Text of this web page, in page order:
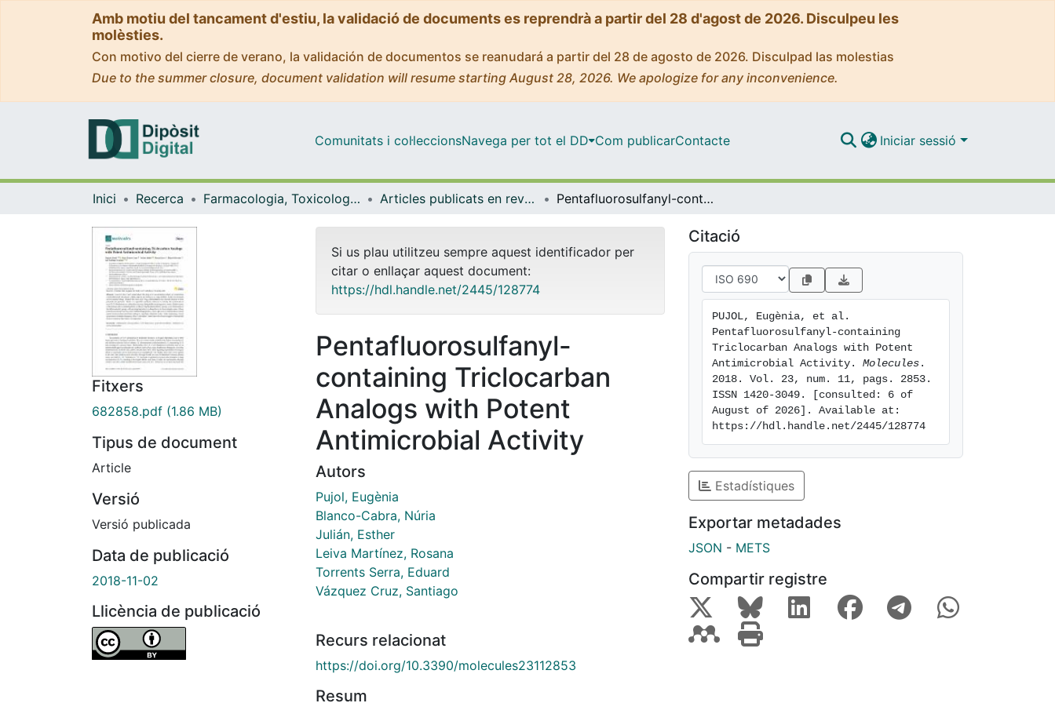
Amb motiu del tancament d'estiu, la validació de documents es reprendrà a partir del 28 d'agost de 2026. Disculpeu les
molèsties.
Con motivo del cierre de verano, la validación de documentos se reanudará a partir del 28 de agosto de 2026. Disculpad las molestias
Due to the summer closure, document validation will resume starting August 28, 2026. We apologize for any inconvenience.
Comunitats i col·leccionsNavega per tot el DD Com publicarContacte Iniciar sessió
Inici Recerca Farmacologia, Toxicologia i Química Terapèutica Articles publicats en revistes (Farmacologia, Toxicologia i Química Terapèutica) Pentafluorosulfanyl-containing Triclocarban Analogs with Potent Antimicrobial Activity
Fitxers
682858.pdf (1.86 MB)
Tipus de document
Article
Versió
Versió publicada
Data de publicació
2018-11-02
Llicència de publicació
Si us plau utilitzeu sempre aquest identificador per
citar o enllaçar aquest document:
https://hdl.handle.net/2445/128774
Pentafluorosulfanyl-
containing Triclocarban
Analogs with Potent
Antimicrobial Activity
Autors
Pujol, Eugènia
Blanco-Cabra, Núria
Julián, Esther
Leiva Martínez, Rosana
Torrents Serra, Eduard
Vázquez Cruz, Santiago
Recurs relacionat
https://doi.org/10.3390/molecules23112853
Resum
Citació
PUJOL, Eugènia, et al.
Pentafluorosulfanyl-containing
Triclocarban Analogs with Potent
Antimicrobial Activity. Molecules .
2018. Vol. 23, num. 11, pags. 2853.
ISSN 1420-3049. [consulted: 6 of
August of 2026]. Available at:
https://hdl.handle.net/2445/128774
Estadístiques
Exportar metadades
JSON - METS
Compartir registre